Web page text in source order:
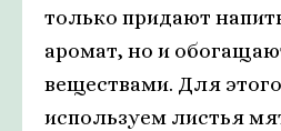
только придают
аромат, но и
веществами. Для
используем листья